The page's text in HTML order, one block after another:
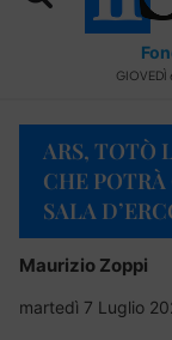
GIOVEDÌ
ARS, TOTÒ
CHE
SALA
Maurizio Zoppi
martedì 7 Luglio